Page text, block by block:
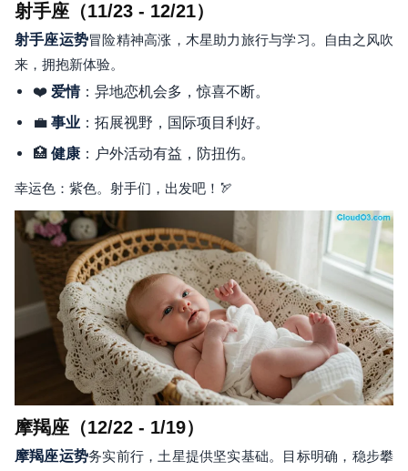
射手座（11/23 - 12/21）
射手座运势冒险精神高涨，木星助力旅行与学习。自由之风吹
来，拥抱新体验。
❤️ 爱情：异地恋机会多，惊喜不断。
💼 事业 ：拓展视野，国际项目利好。
🏥 健康 ：户外活动有益，防扭伤。
幸运色：紫色。射手们，出发吧！🏹
摩羯座（12/22 - 1/19）
摩羯座运势务实前行，土星提供坚实基础。目标明确，稳步攀